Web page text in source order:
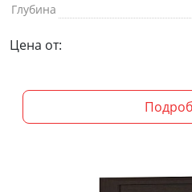
Глубина
Цена от: